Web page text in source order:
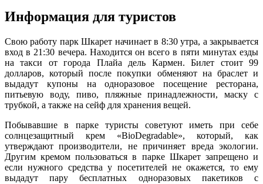
Информация для туристов
Свою работу парк Шкарет начинает в 8:30 утра, а закрывается
вход в 21:30 вечера. Находится он всего в пяти минутах езды
на такси от города Плайа дель Кармен. Билет стоит 99
долларов, который после покупки обменяют на браслет и
выдадут купоны на одноразовое посещение ресторана,
питьевую воду, пиво, пляжные принадлежности, маску с
трубкой, а также на сейф для хранения вещей.
Побывавшие в парке туристы советуют иметь при себе
солнцезащитный крем «BioDegradable», который, как
утверждают производители, не причиняет вреда экологии.
Другим кремом пользоваться в парке Шкарет запрещено и
если нужного средства у посетителей не окажется, то ему
выдадут пару бесплатных одноразовых пакетиков с